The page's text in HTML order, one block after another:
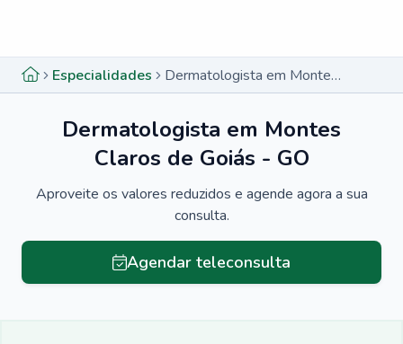
Especialidades Dermatologista em Montes Claros de Goiás - GO
Dermatologista em Montes
Claros de Goiás - GO
Aproveite os valores reduzidos e agende agora a sua
consulta.
Agendar teleconsulta